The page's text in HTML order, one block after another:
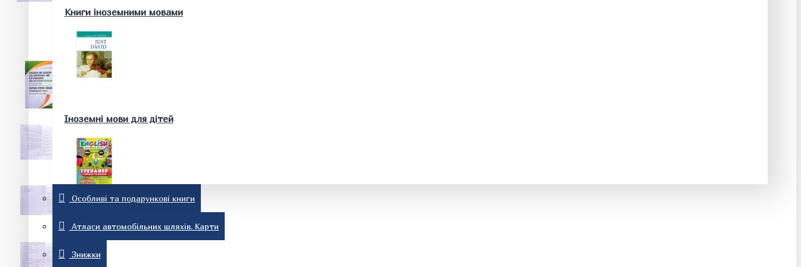
Батькам та майбутнім батькам
Історія
Здоров'я та краса
Домашні тварини. Акваріум
Книги іноземними мовами
Іноземні мови для дітей
Словники та розмовники
Особливі та подарункові книги
Атласи автомобільних шляхів. Карти
Знижки